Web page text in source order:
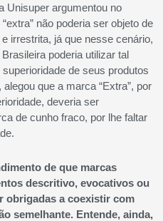
Unisuper argumentou no
não poderia ser objeto de
irrestrita, já que nesse cenário,
poderia utilizar tal
de seus produtos
que a marca “Extra”, por
deveria ser
de cunho fraco, por lhe faltar
de que marcas
descritivo, evocativos ou
obrigadas a coexistir com
semelhante. Entende, ainda,